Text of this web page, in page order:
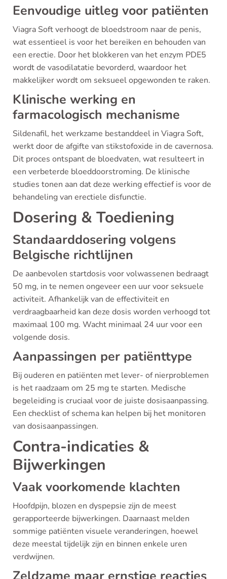
Eenvoudige uitleg voor patiënten
Viagra Soft verhoogt de bloedstroom naar de penis,
wat essentieel is voor het bereiken en behouden van
een erectie. Door het blokkeren van het enzym PDE5
wordt de vasodilatatie bevorderd, waardoor het
makkelijker wordt om seksueel opgewonden te raken.
Klinische werking en
farmacologisch mechanisme
Sildenafil, het werkzame bestanddeel in Viagra Soft,
werkt door de afgifte van stikstofoxide in de cavernosa.
Dit proces ontspant de bloedvaten, wat resulteert in
een verbeterde bloeddoorstroming. De klinische
studies tonen aan dat deze werking effectief is voor de
behandeling van erectiele disfunctie.
Dosering & Toediening
Standaarddosering volgens
Belgische richtlijnen
De aanbevolen startdosis voor volwassenen bedraagt
50 mg, in te nemen ongeveer een uur voor seksuele
activiteit. Afhankelijk van de effectiviteit en
verdraagbaarheid kan deze dosis worden verhoogd tot
maximaal 100 mg. Wacht minimaal 24 uur voor een
volgende dosis.
Aanpassingen per patiënttype
Bij ouderen en patiënten met lever- of nierproblemen
is het raadzaam om 25 mg te starten. Medische
begeleiding is cruciaal voor de juiste dosisaanpassing.
Een checklist of schema kan helpen bij het monitoren
van dosisaanpassingen.
Contra-indicaties &
Bijwerkingen
Vaak voorkomende klachten
Hoofdpijn, blozen en dyspepsie zijn de meest
gerapporteerde bijwerkingen. Daarnaast melden
sommige patiënten visuele veranderingen, hoewel
deze meestal tijdelijk zijn en binnen enkele uren
verdwijnen.